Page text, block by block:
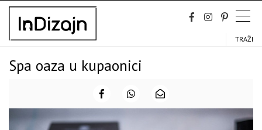
Skip
content
TRAŽI
Spa oaza u kupaonici